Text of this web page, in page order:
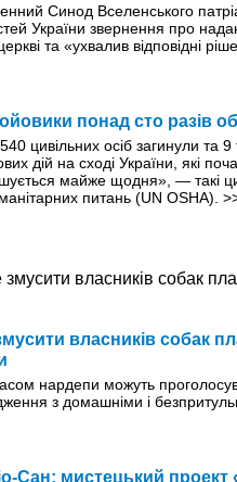
Синод Вселенського
України звернення про
та «ухвалив відповідні
понад сто разів
цивільних осіб загинули та
дій на сході України, які
майже щодня», — такі
питань (UN OSHA).
власників собак
нардепи можуть
з домашніми і
Сан: мистецький